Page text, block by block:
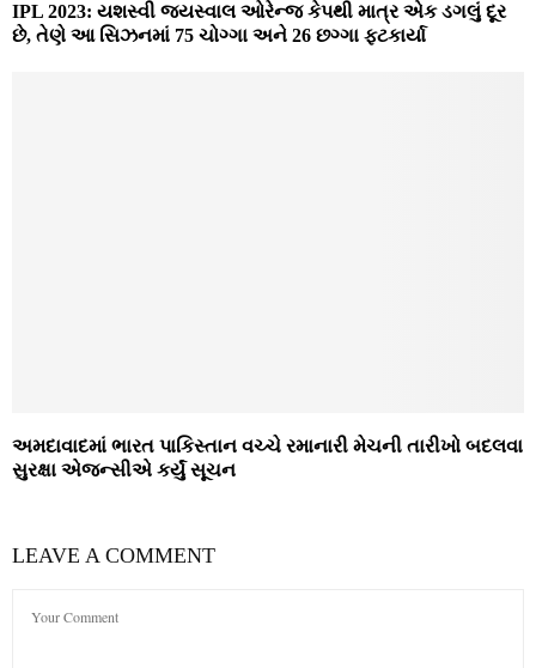
IPL 2023: યશસ્વી જયસ્વાલ ઓરેન્જ કેપથી માત્ર એક ડગલું દૂર
છે, તેણે આ સિઝનમાં 75 ચોગ્ગા અને 26 છગ્ગા ફટકાર્યા
અમદાવાદમાં ભારત પાકિસ્તાન વચ્ચે રમાનારી મેચની તારીખો બદલવા
સુરક્ષા એજન્સીએ કર્યું સૂચન
LEAVE A COMMENT